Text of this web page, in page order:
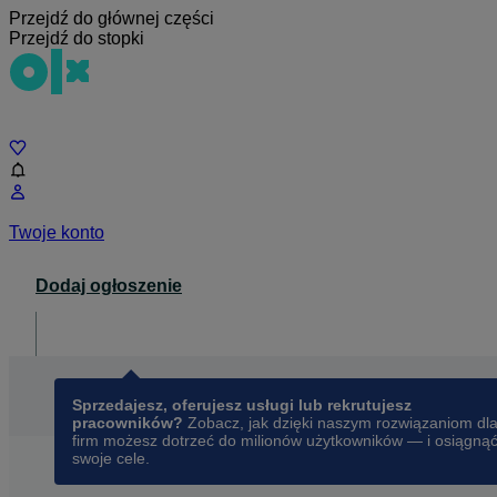
Przejdź do głównej części
Przejdź do stopki
Twoje konto
Dodaj ogłoszenie
Sprzedajesz, oferujesz usługi lub rekrutujesz
pracowników? Zobacz, jak dzięki naszym rozwiązaniom dla
firm możesz dotrzeć do milionów użytkowników — i osiągnąć
swoje cele.